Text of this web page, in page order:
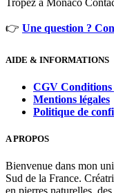
Tropez à Monaco
👉 Une question ?
AIDE & INFORMATIONS
CGV Conditions
Mentions légales
Politique de
A PROPOS
Bienvenue dans mon
Sud de la France.